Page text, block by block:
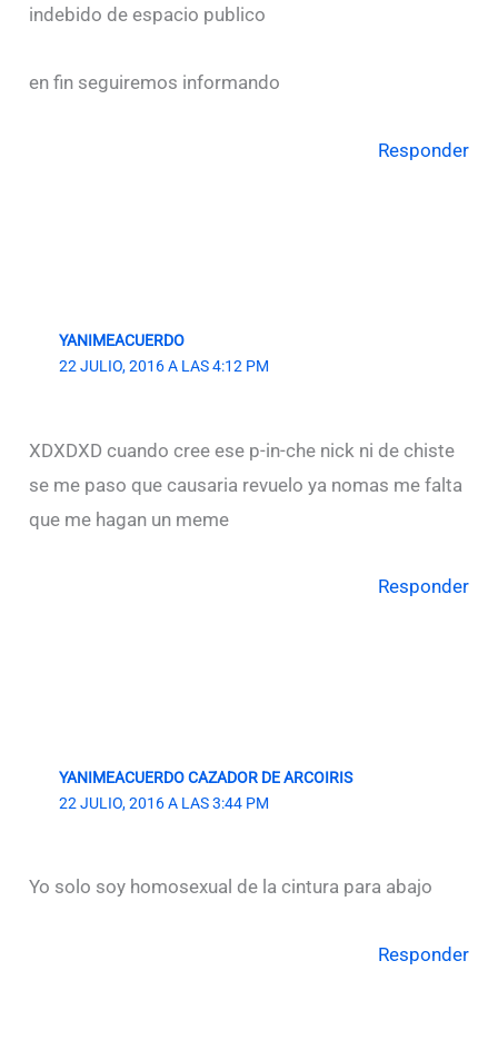
indebido de espacio publico
en fin seguiremos informando
Responder
YANIMEACUERDO
22 JULIO, 2016 A LAS 4:12 PM
XDXDXD cuando cree ese p-in-che nick ni de chiste
se me paso que causaria revuelo ya nomas me falta
que me hagan un meme
Responder
YANIMEACUERDO CAZADOR DE ARCOIRIS
22 JULIO, 2016 A LAS 3:44 PM
Yo solo soy homosexual de la cintura para abajo
Responder